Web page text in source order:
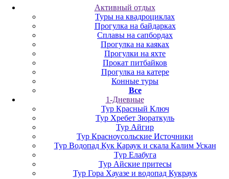
Активный отдых
Туры на квадроциклах
Прогулка на байдарках
Сплавы на сапбордах
Прогулка на каяках
Прогулки на яхте
Прокат питбайков
Прогулка на катере
Конные туры
Все
1-Дневные
Тур Красный Ключ
Тур Хребет Зюраткуль
Тур Айгир
Тур Красноусольские Источники
Тур Водопад Кук Караук и скала Калим Ускан
Тур Елабуга
Тур Айские притесы
Тур Гора Хауазе и водопад Кукраук